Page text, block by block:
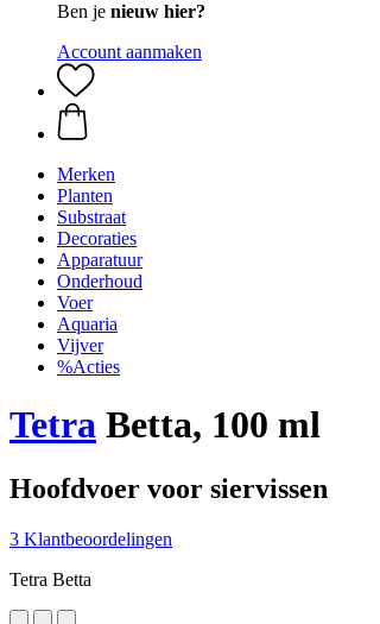
Ben je nieuw hier?
Account aanmaken
Merken
Planten
Substraat
Decoraties
Apparatuur
Onderhoud
Voer
Aquaria
Vijver
%Acties
Tetra Betta, 100 ml
Hoofdvoer voor siervissen
3 Klantbeoordelingen
Tetra Betta